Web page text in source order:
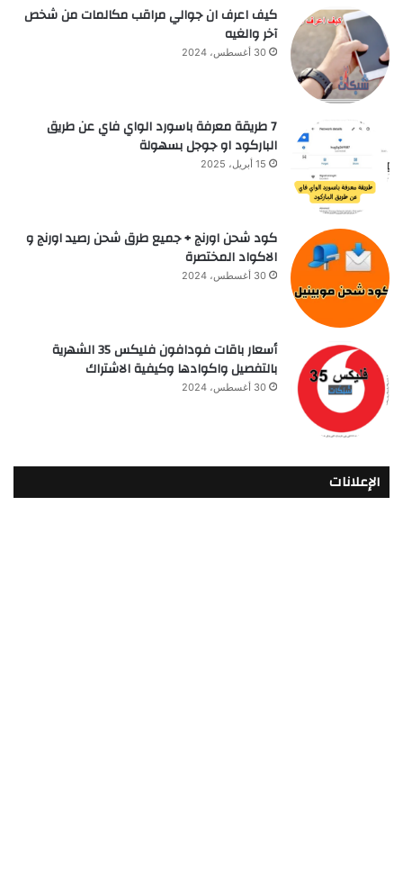
كيف اعرف ان جوالي مراقب مكالمات من شخص
آخر والغيه
30 أغسطس، 2024
7 طريقة معرفة باسورد الواي فاي عن طريق
الباركود او جوجل بسهولة
15 أبريل، 2025
كود شحن اورنج + جميع طرق شحن رصيد اورنج و
الاكواد المختصرة
30 أغسطس، 2024
أسعار باقات فودافون فلیکس 35 الشهرية
بالتفصيل واكوادها وكيفية الاشتراك
30 أغسطس، 2024
الإعلانات